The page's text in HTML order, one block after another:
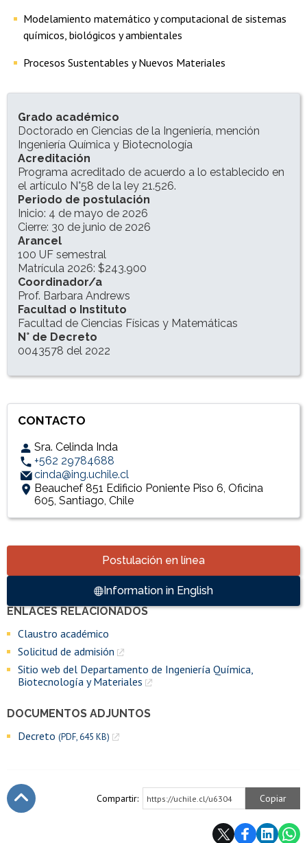
Modelamiento matemático y computacional de sistemas
químicos, biológicos y ambientales
Procesos Sustentables y Nuevos Materiales
Accesos directosPostulación en línea
Information in English
INFORMACIÓN DEL PROGRAMA
Grado académico
Doctorado en Ciencias de la Ingeniería, mención
Ingeniería Química y Biotecnología
Acreditación
Programa acreditado de acuerdo a lo establecido en
el artículo N°58 de la ley 21.526.
Periodo de postulación
Inicio: 4 de mayo de 2026
Cierre: 30 de junio de 2026
Arancel
100 UF semestral
Matrícula 2026: $243.900
Coordinador/a
Prof. Barbara Andrews
Facultad o Instituto
Facultad de Ciencias Físicas y Matemáticas
N° de Decreto
0043578 del 2022
Enlaces y documentos de interés
ENLACES RELACIONADOS
Claustro académico
Solicitud de admisión
Sitio web del Departamento de Ingeniería Química,
Biotecnología y Materiales
DOCUMENTOS ADJUNTOS
Decreto (PDF, 645 KB)
CONTACTO
Sra. Celinda Inda
+562 29784688
cinda@ing.uchile.cl
Beauchef 851 Edificio Poniente Piso 6, Oficina
605, Santiago, Chile
Compartir: https://uchile.cl/u6304 Copiar